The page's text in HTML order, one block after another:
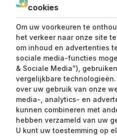
SEND ME LOVE
Claim mijn 15%
korting ⚡️
cookies
Om uw voorkeuren te
het verkeer naar onze site
om inhoud en advertenties
sociale media-functies
& Sociale Media”),
vergelijkbare
over uw gebruik van onze
media-, analytics- en
kunnen combineren met
hebben verzameld van uw
U kunt uw toestemming op